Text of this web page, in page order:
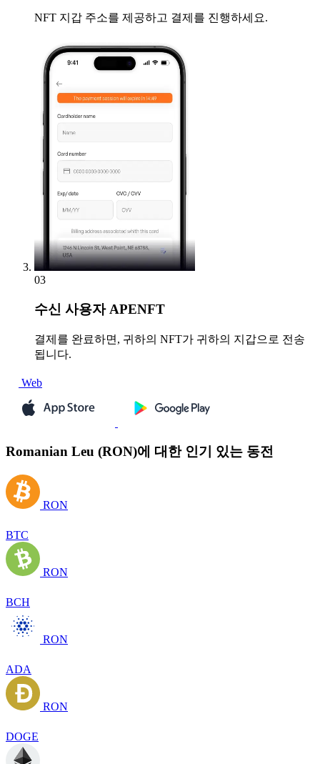
NFT 지갑 주소를 제공하고 결제를 진행하세요.
03
수신 사용자 APENFT
결제를 완료하면, 귀하의 NFT가 귀하의 지갑으로 전송
됩니다.
Web
Romanian Leu (RON)에 대한 인기 있는 동전
RON
BTC
RON
BCH
RON
ADA
RON
DOGE